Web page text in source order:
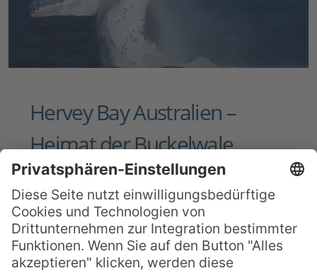
Hervey Bay Australien –
Heimat der Buckelwale
Die Fraser Coast und Hervey Bay ist
Australiens Heimat der Buckelwale und
sollte in Ihrer Australien Reise nicht
fehlen. Die geschützten Gewässer von
Hervey Bay bieten Tausenden der